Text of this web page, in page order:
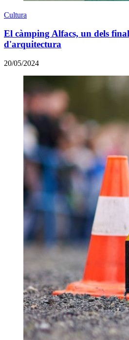
Cultura
El càmping Alfacs, un dels
d'arquitectura
20/05/2024